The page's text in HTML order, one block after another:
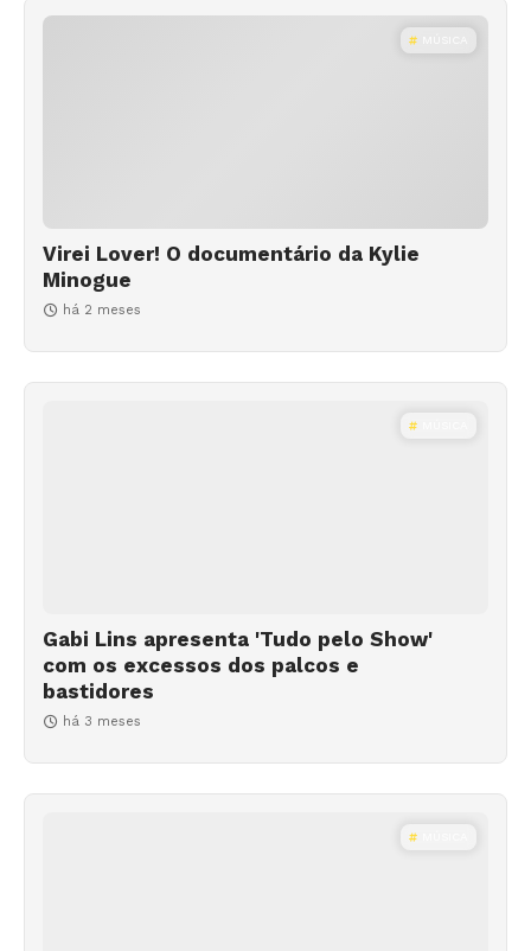
Virei Lover! O documentário da Kylie
Minogue
há 2 meses
Gabi Lins apresenta 'Tudo pelo Show'
com os excessos dos palcos e
bastidores
há 3 meses